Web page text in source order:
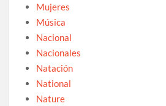
Mujeres
Música
Nacional
Nacionales
Natación
National
Nature